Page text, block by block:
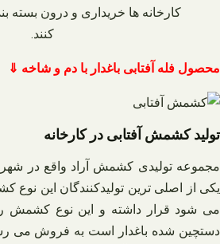
کارخانه‌ ها خریداری و درون بسته‌
کنند.
محصول فله آفتابی باغدار با دم و شاخه ⇓
تولید کشمش آفتابی در کارخانه
مجموعه تولیدی کشمش آراد واقع در
یکی از اصلی‌ ترین تولیدکنندگان این
می‌ شود قرار داشته و این نوع کشمش
دستچین شده باغدار است به فروش می‌